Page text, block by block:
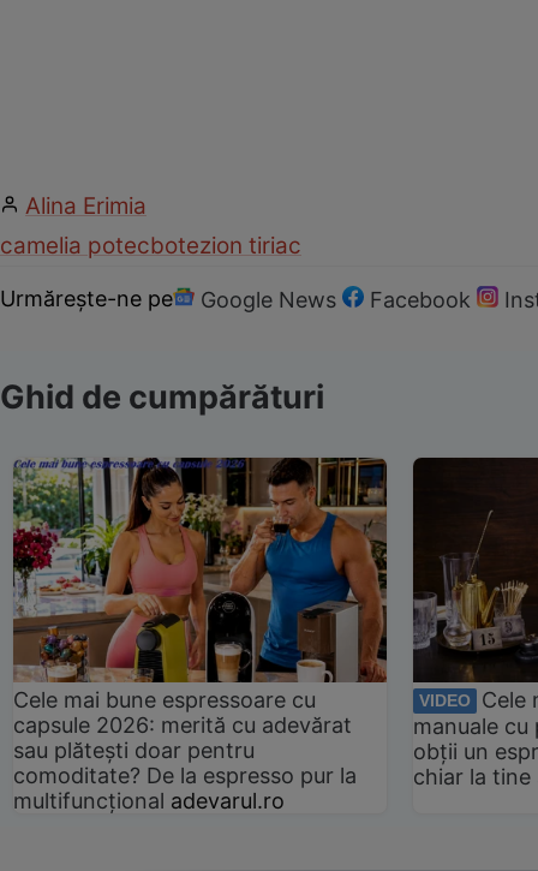
Alina Erimia
camelia potecbotezion tiriac
Urmărește-ne pe Google News Facebook
Ghid de cumpărături
Cele mai bune espressoare cu
capsule 2026: merită cu adevărat
sau plătești doar pentru
comoditate? De la espresso pur la
multifuncțional adevarul.ro
VIDEO
Cele
manuale
obții un
chiar la tine